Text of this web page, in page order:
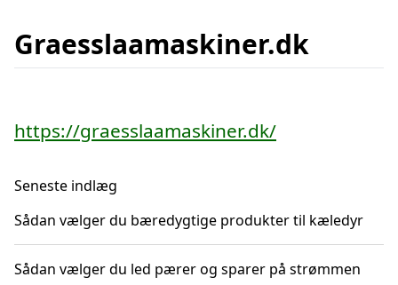
Graesslaamaskiner.dk
https://graesslaamaskiner.dk/
Seneste indlæg
Sådan vælger du bæredygtige produkter til kæledyr
Sådan vælger du led pærer og sparer på strømmen